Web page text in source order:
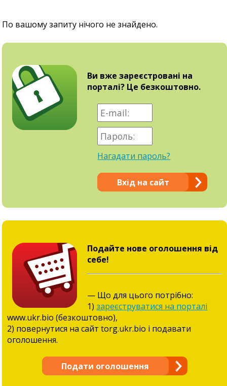
По вашому запиту нічого не знайдено.
Ви вже зареєстровані на
порталі? Це безкоштовно.
Нагадати пароль?
Вхід на сайт
Подайте нове оголошення від
себе!
— Що для цього потрібно:
1)зареєструватися на порталі
www.ukr.bio (безкоштовно),
2) повернутися на сайт torg.ukr.bio і подавати
оголошення.
Подати оголошення